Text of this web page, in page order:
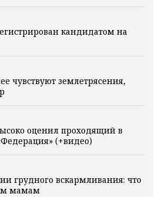
кандидатом на
чувствуют землетрясения,
оценил проходящий в
(+видео)
грудного вскармливания: что
мамам